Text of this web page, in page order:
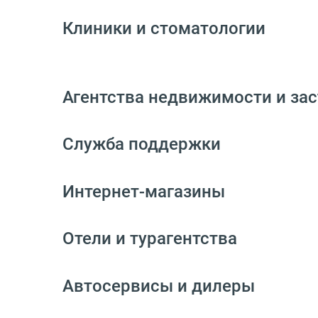
Клиники и стоматологии
Агентства недвижимости и
Служба поддержки
Интернет-магазины
Отели и турагентства
Автосервисы и дилеры